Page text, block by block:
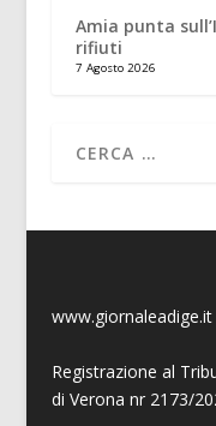
Amia punta
rifiuti
7 Agosto 2026
www.giornaleadige.it
Registrazione al
di Verona nr 2173/